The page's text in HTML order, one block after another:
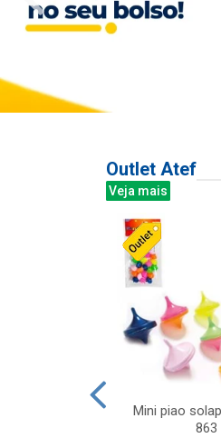
Outlet Atef
Veja mais
Mini piao
863